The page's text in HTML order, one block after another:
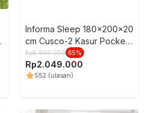
Informa Sleep 180x200x20
cm Cusco-2 Kasur Pocket
Springbed In Box - Putih
Rp5.999.000 65%
Rp2.049.000
552 (ulasan)